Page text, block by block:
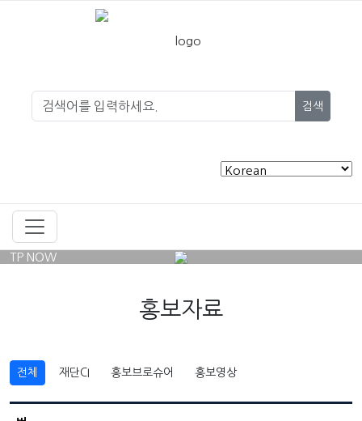
검색
TP NOW
홍보자료
전체 재단CI 홍보브로슈어 홍보영상